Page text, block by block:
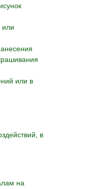
или
или в
в
на